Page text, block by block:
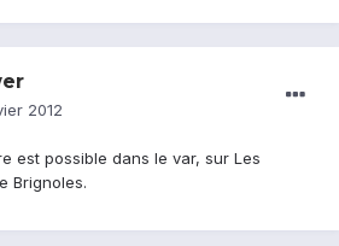
2012
est possible dans le var, sur Les
Brignoles.